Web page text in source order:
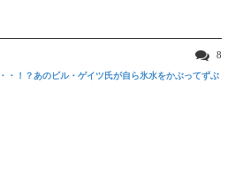
8
・！？あのビル・ゲイツ氏が自ら氷水をかぶってずぶ